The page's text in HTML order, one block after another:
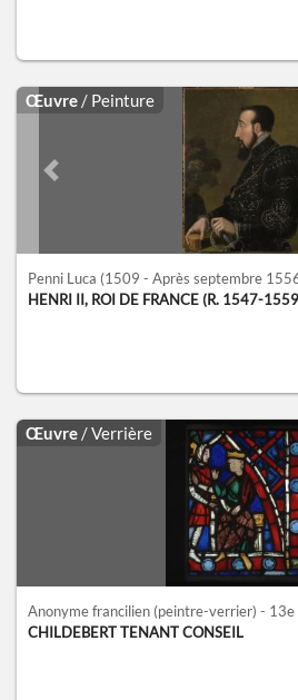
Œuvre / Peinture
Previous slide
Penni Luca (1509 - Après septembre
HENRI II, ROI DE FRANCE (R. 1547-
Œuvre / Verrière
Anonyme francilien (peintre-verrier) - 13e
CHILDEBERT TENANT CONSEIL